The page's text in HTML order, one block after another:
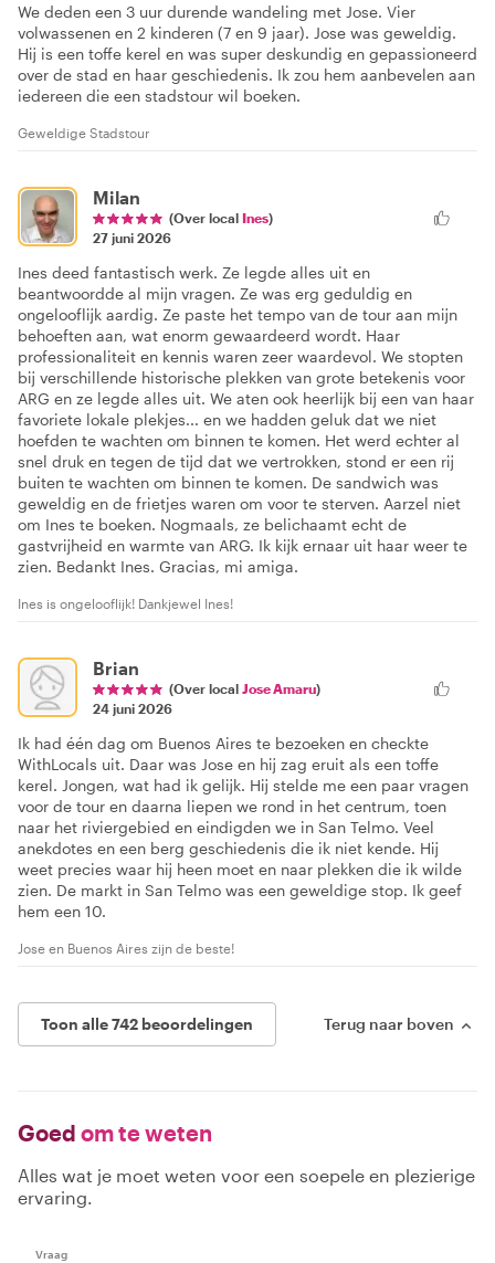
We deden een 3 uur durende wandeling met Jose. Vier
volwassenen en 2 kinderen (7 en 9 jaar). Jose was geweldig.
Hij is een toffe kerel en was super deskundig en gepassioneerd
over de stad en haar geschiedenis. Ik zou hem aanbevelen aan
iedereen die een stadstour wil boeken.
Geweldige Stadstour
Milan
(Over local Ines)
27 juni 2026
Ines deed fantastisch werk. Ze legde alles uit en
beantwoordde al mijn vragen. Ze was erg geduldig en
ongelooflijk aardig. Ze paste het tempo van de tour aan mijn
behoeften aan, wat enorm gewaardeerd wordt. Haar
professionaliteit en kennis waren zeer waardevol. We stopten
bij verschillende historische plekken van grote betekenis voor
ARG en ze legde alles uit. We aten ook heerlijk bij een van haar
favoriete lokale plekjes... en we hadden geluk dat we niet
hoefden te wachten om binnen te komen. Het werd echter al
snel druk en tegen de tijd dat we vertrokken, stond er een rij
buiten te wachten om binnen te komen. De sandwich was
geweldig en de frietjes waren om voor te sterven. Aarzel niet
om Ines te boeken. Nogmaals, ze belichaamt echt de
gastvrijheid en warmte van ARG. Ik kijk ernaar uit haar weer te
zien. Bedankt Ines. Gracias, mi amiga.
Ines is ongelooflijk! Dankjewel Ines!
Brian
(Over local Jose Amaru)
24 juni 2026
Ik had één dag om Buenos Aires te bezoeken en checkte
WithLocals uit. Daar was Jose en hij zag eruit als een toffe
kerel. Jongen, wat had ik gelijk. Hij stelde me een paar vragen
voor de tour en daarna liepen we rond in het centrum, toen
naar het riviergebied en eindigden we in San Telmo. Veel
anekdotes en een berg geschiedenis die ik niet kende. Hij
weet precies waar hij heen moet en naar plekken die ik wilde
zien. De markt in San Telmo was een geweldige stop. Ik geef
hem een 10.
Jose en Buenos Aires zijn de beste!
Toon alle 742 beoordelingen Terug naar boven
Goed om te weten
Alles wat je moet weten voor een soepele en plezierige
ervaring.
Vraag